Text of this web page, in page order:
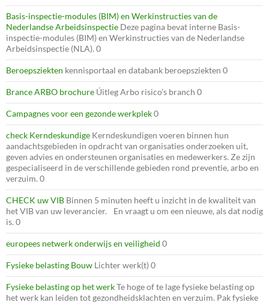
Basis-inspectie-modules (BIM) en Werkinstructies van de
Nederlandse Arbeidsinspectie Deze pagina bevat interne Basis-
inspectie-modules (BIM) en Werkinstructies van de Nederlandse
Arbeidsinspectie (NLA). 0
Beroepsziekten kennisportaal en databank beroepsziekten 0
Brance ARBO brochure Úitleg Arbo risico’s branch 0
Campagnes voor een gezonde werkplek0
check Kerndeskundige Kerndeskundigen voeren binnen hun
aandachtsgebieden in opdracht van organisaties onderzoeken uit,
geven advies en ondersteunen organisaties en medewerkers. Ze zijn
gespecialiseerd in de verschillende gebieden rond preventie, arbo en
verzuim. 0
CHECK uw VIB Binnen 5 minuten heeft u inzicht in de kwaliteit van
het VIB van uw leverancier. En vraagt u om een nieuwe, als dat nodig
is. 0
europees netwerk onderwijs en veiligheid 0
Fysieke belasting Bouw Lichter werk(t) 0
Fysieke belasting op het werkTe hoge of te lage fysieke belasting op
het werk kan leiden tot gezondheidsklachten en verzuim. Pak fysieke